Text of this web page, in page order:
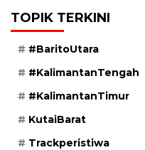
TOPIK TERKINI
#BaritoUtara
#KalimantanTengah
#KalimantanTimur
KutaiBarat
Trackperistiwa